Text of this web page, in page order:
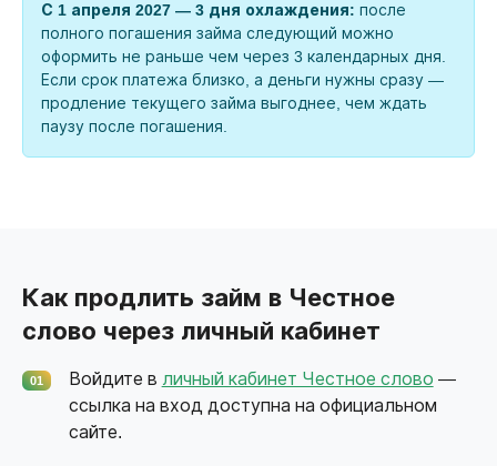
С 1 апреля 2027 — 3 дня охлаждения: после
полного погашения займа следующий можно
оформить не раньше чем через 3 календарных дня.
Если срок платежа близко, а деньги нужны сразу —
продление текущего займа выгоднее, чем ждать
паузу после погашения.
Как продлить займ в Честное
слово через личный кабинет
01 Войдите в личный кабинет Честное слово —
ссылка на вход доступна на официальном
сайте.